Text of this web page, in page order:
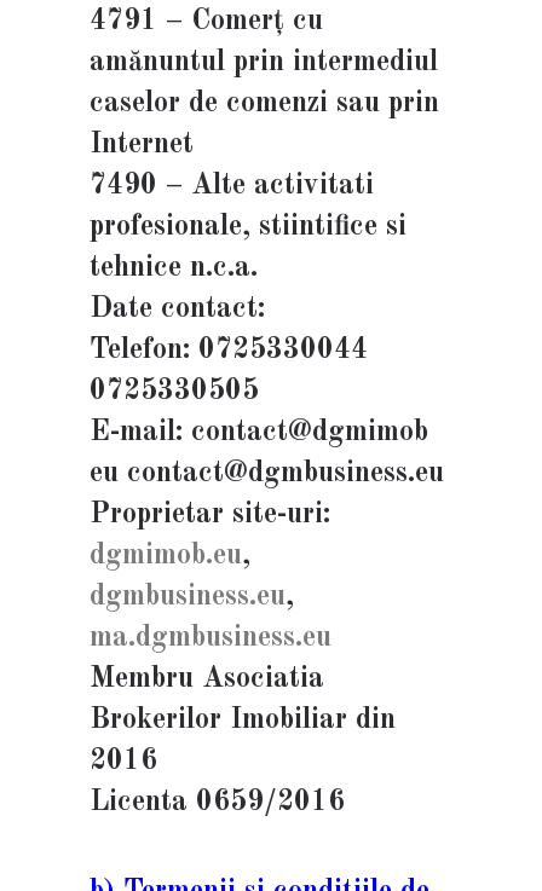
4791 – Comerţ cu
amănuntul prin intermediul
caselor de comenzi sau prin
Internet
7490 – Alte activitati
profesionale, stiintifice si
tehnice n.c.a.
Date contact:
Telefon: 0725330044
0725330505
E-mail: contact@dgmimob
eu contact@dgmbusiness.eu
Proprietar site-uri:
dgmimob.eu,
dgmbusiness.eu,
ma.dgmbusiness.eu
Membru Asociatia
Brokerilor Imobiliar din
2016
Licenta 0659/2016